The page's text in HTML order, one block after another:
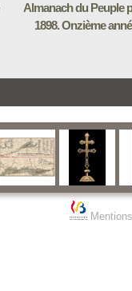
Almanach du Peuple
1898. Onzième